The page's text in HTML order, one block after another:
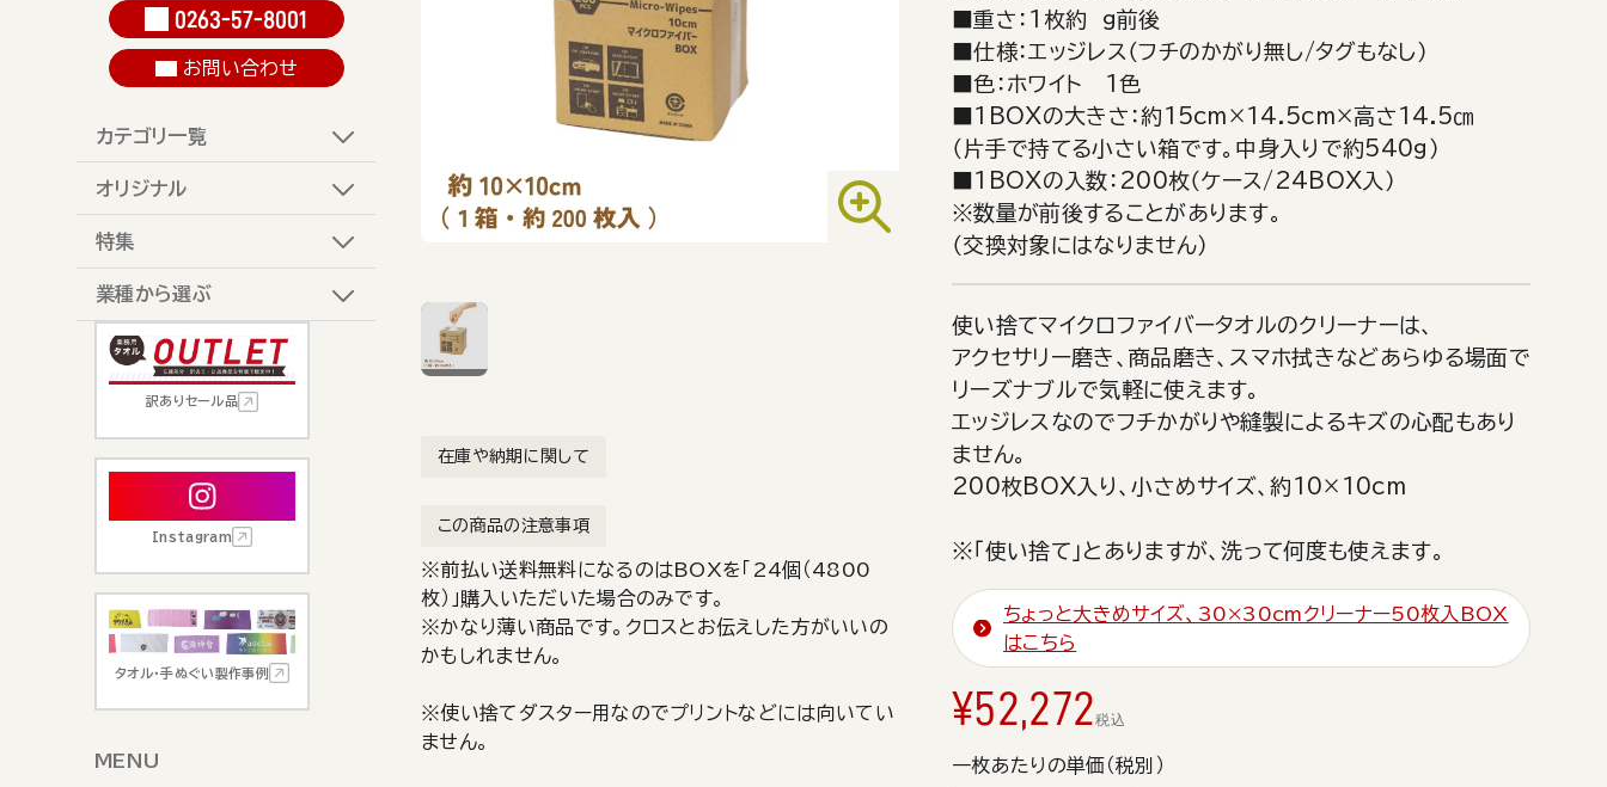
0263-57-8001
お問い合わせ
カテゴリ一覧
オリジナル
特集
業種から選ぶ
訳ありセール品
Instagram
タオル・手ぬぐい製作事例
MENU
在庫や納期に関して
この商品の注意事項
※前払い送料無料になるのはBOXを「24個（4800
枚）」購入いただいた場合のみです。
※かなり薄い商品です。クロスとお伝えした方がいいの
かもしれません。
※使い捨てダスター用なのでプリントなどには向いてい
ません。
■重さ：1枚約 g前後
■仕様：エッジレス（フチのかがり無し/タグもなし）
■色：ホワイト 1色
■1BOXの大きさ：約15cm×14.5cm×高さ14.5㎝
（片手で持てる小さい箱です。中身入りで約540g）
■1BOXの入数：200枚（ケース/24BOX入）
※数量が前後することがあります。
（交換対象にはなりません）
使い捨てマイクロファイバータオルのクリーナーは、
アクセサリー磨き、商品磨き、スマホ拭きなどあらゆる場面で
リーズナブルで気軽に使えます。
エッジレスなのでフチかがりや縫製によるキズの心配もあり
ません。
200枚BOX入り、小さめサイズ、約10×10cm
※「使い捨て」とありますが、洗って何度も使えます。
ちょっと大きめサイズ、30×30cmクリーナー50枚入BOX
はこちら
¥52,272税込
一枚あたりの単価（税別）